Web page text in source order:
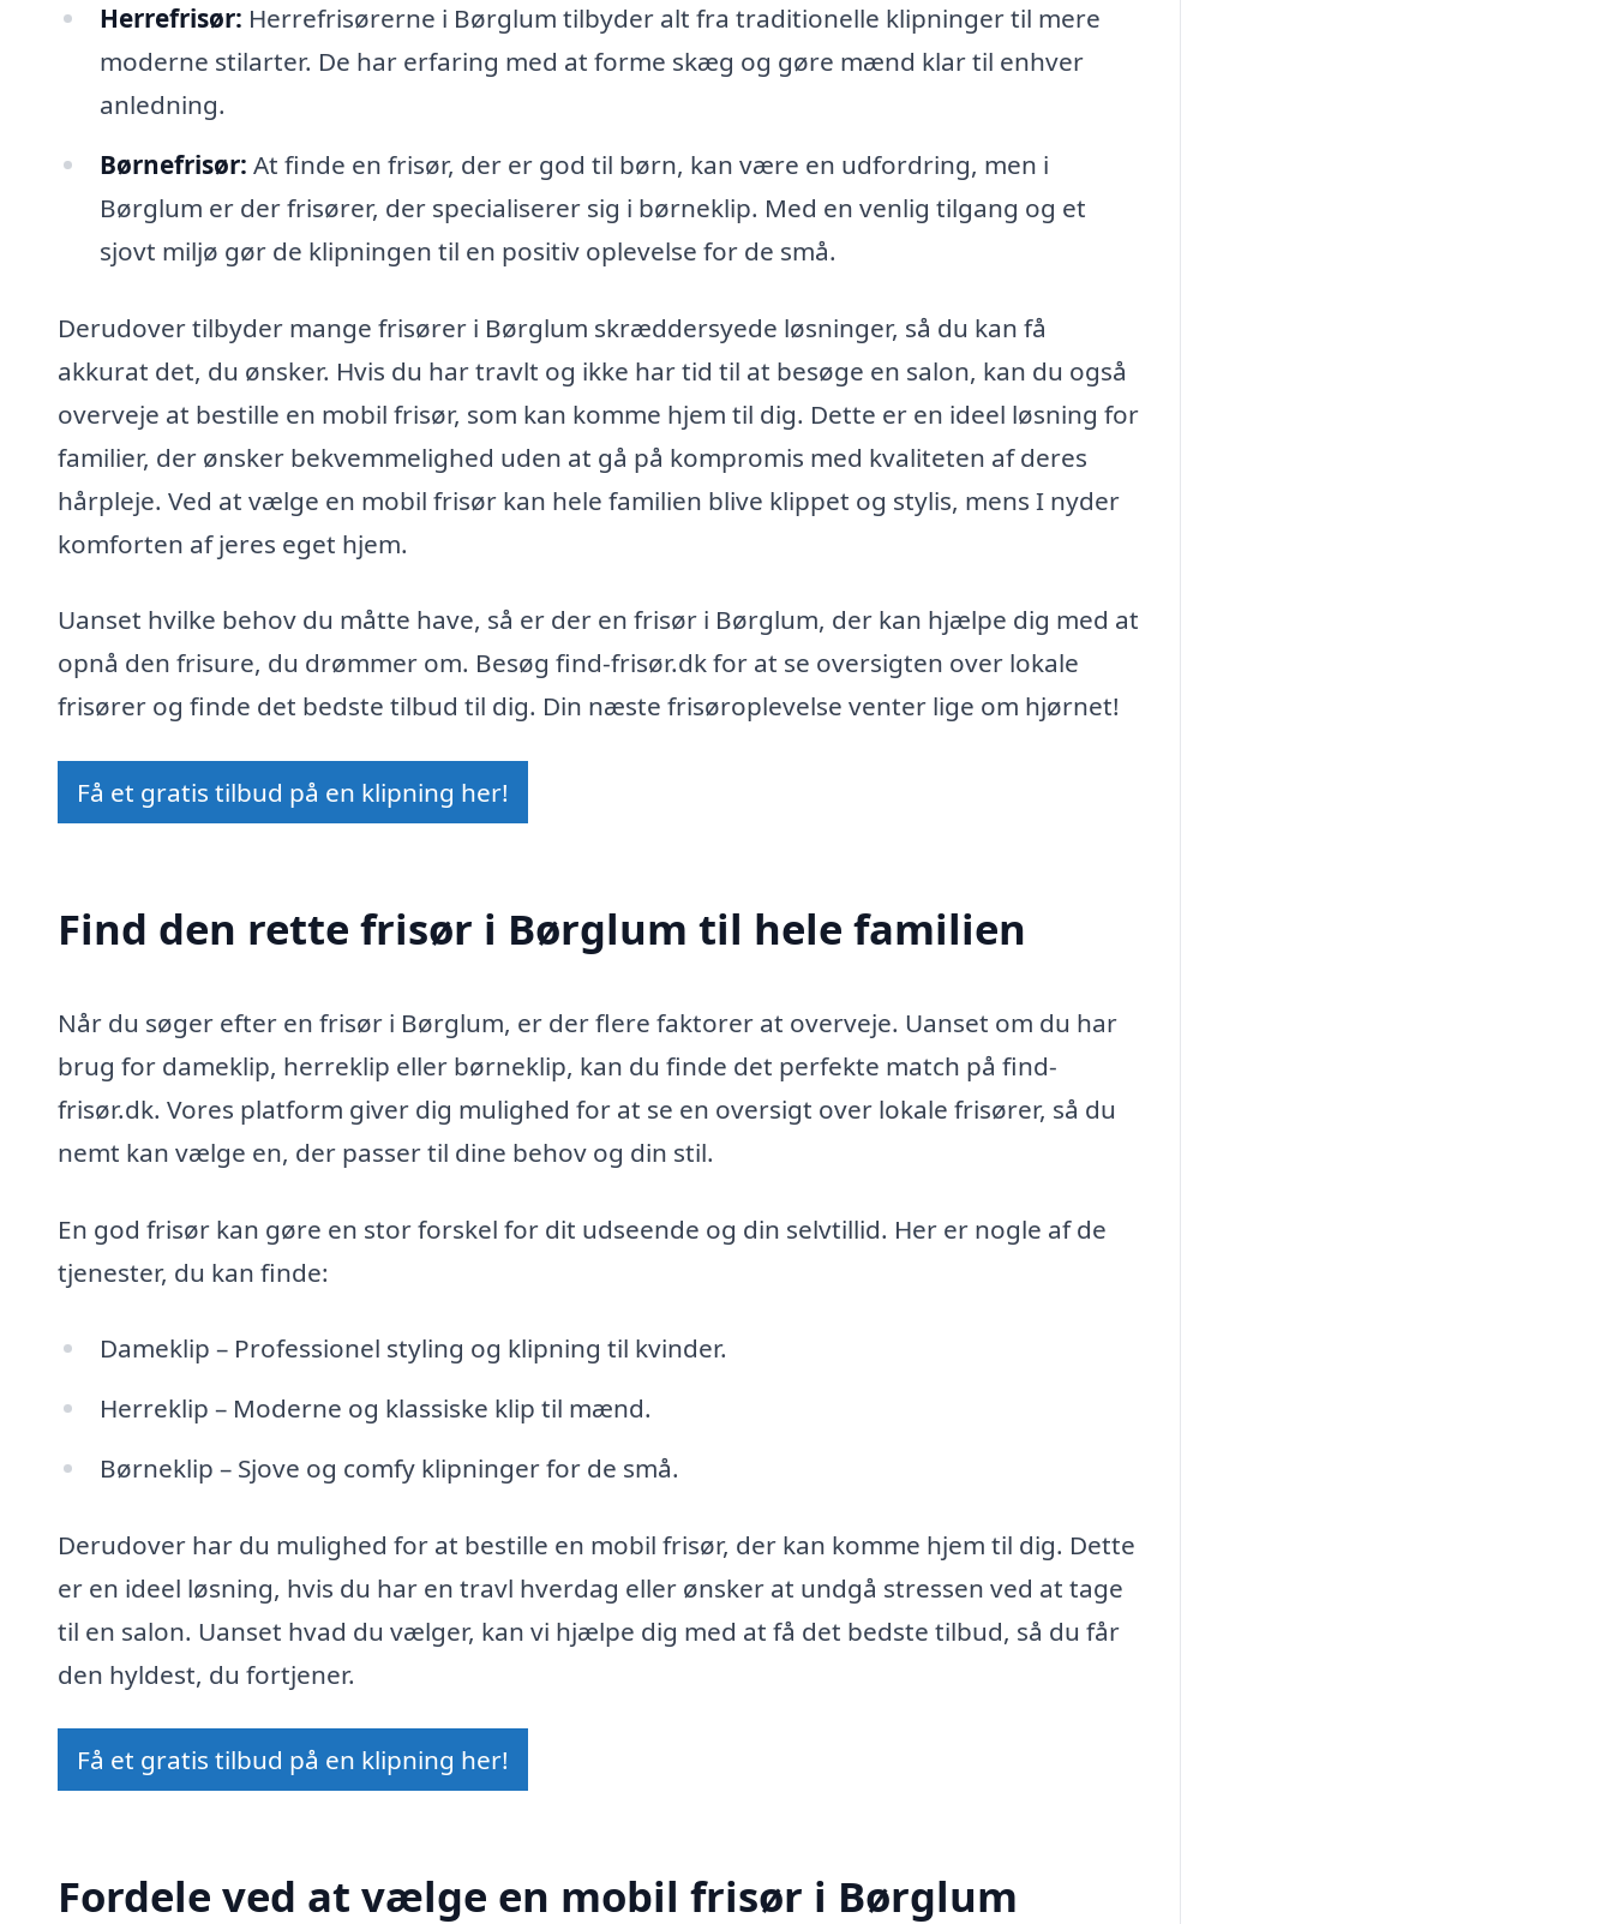
Herrefrisør: Herrefrisørerne i Børglum tilbyder alt fra traditionelle klipninger til mere
moderne stilarter. De har erfaring med at forme skæg og gøre mænd klar til enhver
anledning.
Børnefrisør: At finde en frisør, der er god til børn, kan være en udfordring, men i
Børglum er der frisører, der specialiserer sig i børneklip. Med en venlig tilgang og et
sjovt miljø gør de klipningen til en positiv oplevelse for de små.
Derudover tilbyder mange frisører i Børglum skræddersyede løsninger, så du kan få
akkurat det, du ønsker. Hvis du har travlt og ikke har tid til at besøge en salon, kan du også
overveje at bestille en mobil frisør, som kan komme hjem til dig. Dette er en ideel løsning for
familier, der ønsker bekvemmelighed uden at gå på kompromis med kvaliteten af deres
hårpleje. Ved at vælge en mobil frisør kan hele familien blive klippet og stylis, mens I nyder
komforten af jeres eget hjem.
Uanset hvilke behov du måtte have, så er der en frisør i Børglum, der kan hjælpe dig med at
opnå den frisure, du drømmer om. Besøg find-frisør.dk for at se oversigten over lokale
frisører og finde det bedste tilbud til dig. Din næste frisøroplevelse venter lige om hjørnet!
Få et gratis tilbud på en klipning her!
Find den rette frisør i Børglum til hele familien
Når du søger efter en frisør i Børglum, er der flere faktorer at overveje. Uanset om du har
brug for dameklip, herreklip eller børneklip, kan du finde det perfekte match på find-
frisør.dk. Vores platform giver dig mulighed for at se en oversigt over lokale frisører, så du
nemt kan vælge en, der passer til dine behov og din stil.
En god frisør kan gøre en stor forskel for dit udseende og din selvtillid. Her er nogle af de
tjenester, du kan finde:
Dameklip – Professionel styling og klipning til kvinder.
Herreklip – Moderne og klassiske klip til mænd.
Børneklip – Sjove og comfy klipninger for de små.
Derudover har du mulighed for at bestille en mobil frisør, der kan komme hjem til dig. Dette
er en ideel løsning, hvis du har en travl hverdag eller ønsker at undgå stressen ved at tage
til en salon. Uanset hvad du vælger, kan vi hjælpe dig med at få det bedste tilbud, så du får
den hyldest, du fortjener.
Få et gratis tilbud på en klipning her!
Fordele ved at vælge en mobil frisør i Børglum